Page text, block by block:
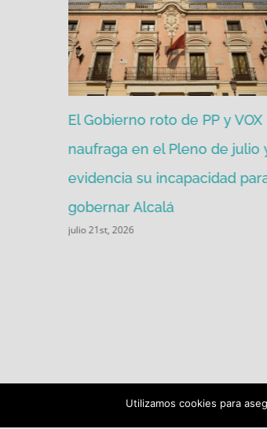
El Gobierno roto de PP y VOX
naufraga en el Pleno de julio
evidencia su incapacidad
gobernar Alcalá
julio 21st, 2026
Utilizamos cookies para